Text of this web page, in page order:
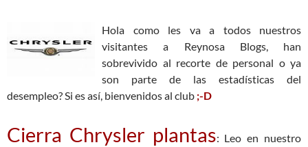
Hola como les va a todos nuestros
visitantes a Reynosa Blogs, han
sobrevivido al recorte de personal o ya
son parte de las estadísticas del
desempleo? Si es así, bienvenidos al club ;-D
Cierra Chrysler plantas: Leo en nuestro